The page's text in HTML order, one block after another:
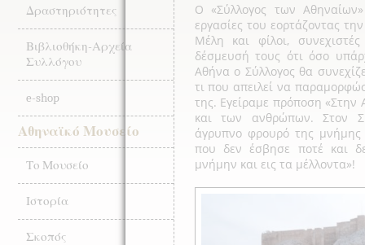
Δραστηριότητες
Βιβλιοθήκη-Αρχεία
Συλλόγου
e-shop
Αθηναϊκό Μουσείο
Το Μουσείο
Ιστορία
Σκοπός
Ο «Σύλλογος των
εργασίες του εορτάζοντας
Μέλη και φίλοι,
δέσμευσή τους ότι όσο
Αθήνα ο Σύλλογος θα
τι που απειλεί να
της. Εγείραμε πρόποση
και των ανθρώπων. Στον
άγρυπνο φρουρό της
που δεν έσβησε ποτέ και
μνήμην και εις τα μέλλοντα»!